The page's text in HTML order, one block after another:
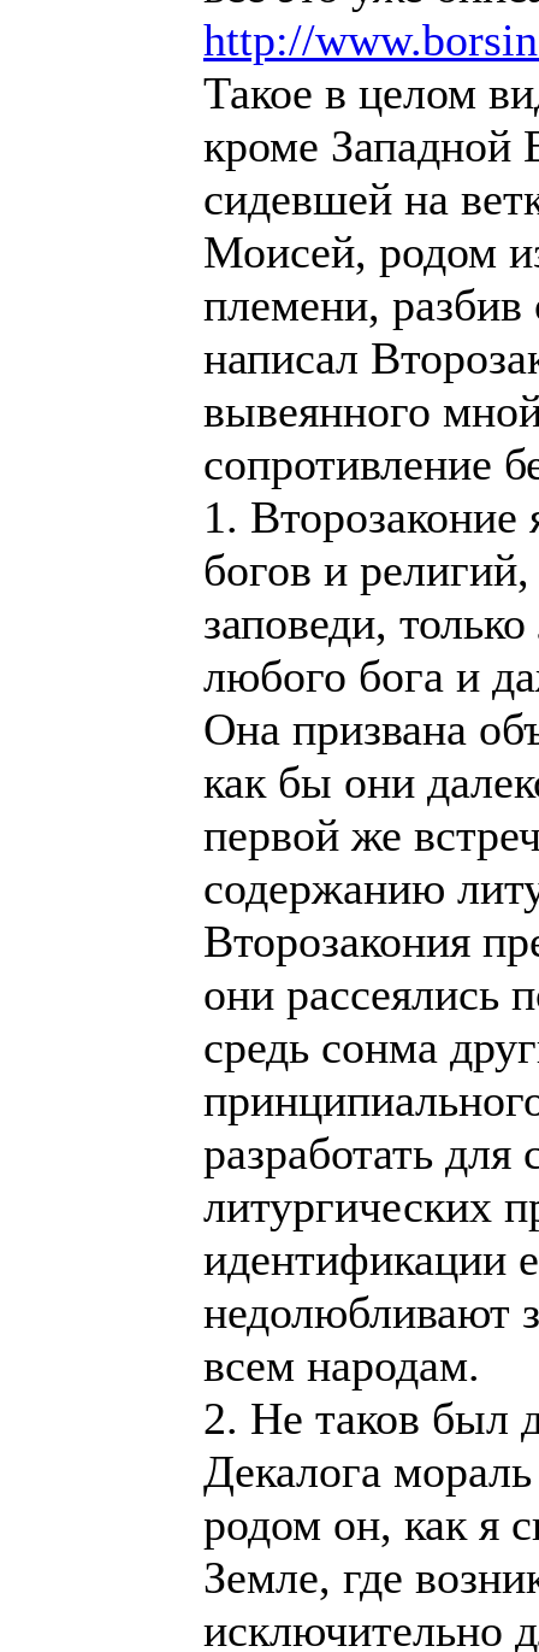
http://
Такое в целом
кроме Западной
сидевшей на
Моисей, родом
племени,
написал
вывеянного
сопротивление
1. Второзаконие
богов и
заповеди,
любого бога и
Она призвана
как бы они
первой же
содержанию
Второзакония
они рассеялись
средь сонма
разработать
литургических
идентификации
недолюбливают
всем народам.
2. Не таков был
Декалога
родом он, как я
Земле, где
исключительно